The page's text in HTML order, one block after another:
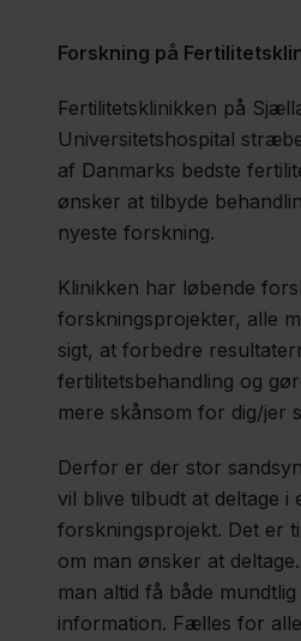
Fertilitetsklinikken
Studerende
i klinikken
Forskning
på
klinikken
Resultater
for
klinikken
2025
Forskning på
Fertilitetsklinikken på
Universitetshospital
af Danmarks bedste
ønsker at tilbyde
nyeste forskning.
Klinikken har løbende
forskningsprojekter, alle
sigt, at forbedre
fertilitetsbehandling og
mere skånsom for dig/jer
Derfor er der stor
vil blive tilbudt at deltage i
forskningsprojekt. Det er
om man ønsker at
man altid få både
information. Fælles for